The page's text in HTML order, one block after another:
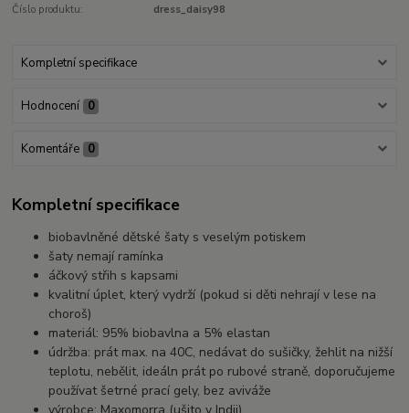
Číslo produktu: dress_daisy98
Kompletní specifikace
Hodnocení 0
Komentáře 0
Kompletní specifikace
biobavlněné dětské šaty s veselým potiskem
šaty nemají ramínka
áčkový střih s kapsami
kvalitní úplet, který vydrží (pokud si děti nehrají v lese na
choroš)
materiál: 95% biobavlna a 5% elastan
údržba: prát max. na 40C, nedávat do sušičky, žehlit na nižší
teplotu, nebělit, ideáln prát po rubové straně, doporučujeme
používat šetrné prací gely, bez aviváže